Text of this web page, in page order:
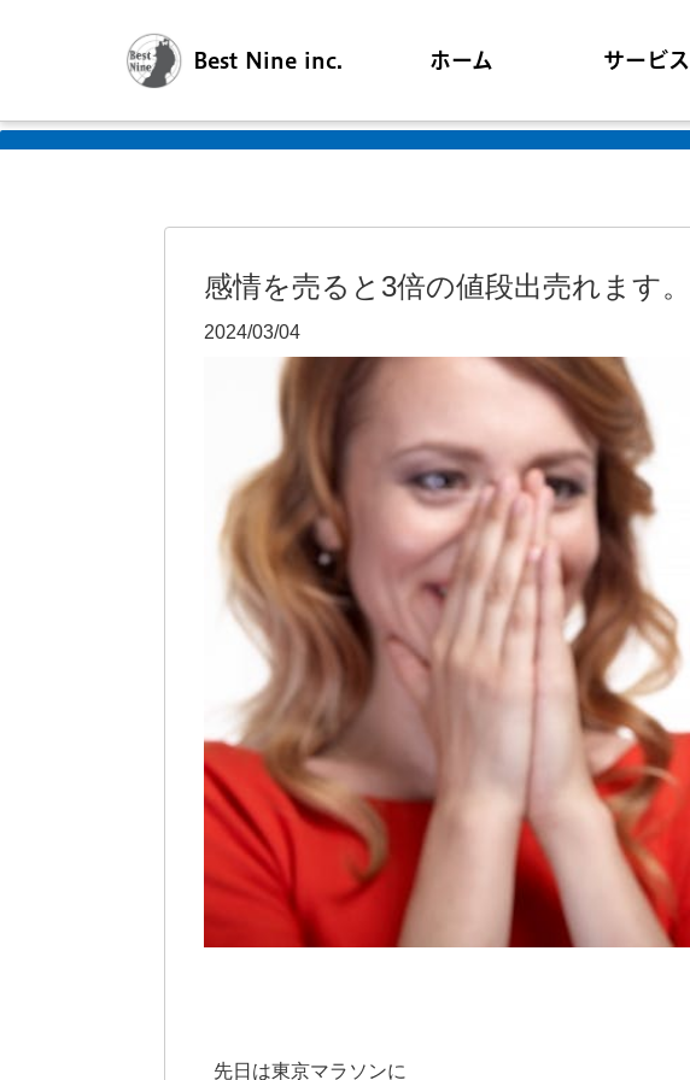
Best Nine inc. ホーム サービス
感情を売ると3倍の値段出売れます。
2024/03/04
先日は東京マラソンに